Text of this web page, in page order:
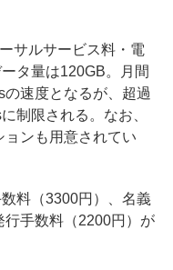
サルサービス料・電
タ量は120GB。月間
速度となるが、超過
制限される。なお、
ンも用意されてい
料（3300円）、名義
手数料（2200円）が